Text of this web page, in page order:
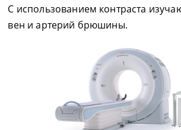
С использованием контраста
вен и артерий брюшины.